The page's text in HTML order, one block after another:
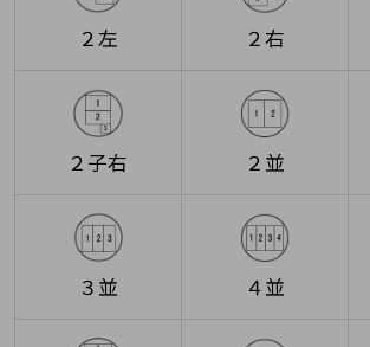
２左 ２右
２子右 ２並
３並 ４並